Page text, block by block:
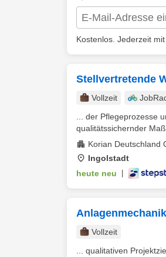
Kostenlos. Jederzeit
Stellvertretende
Vollzeit
... der Pflegeprozesse
qualitätssichernder
Korian Deutschland
Ingolstadt
heute neu
Vollzeit
... qualitativen